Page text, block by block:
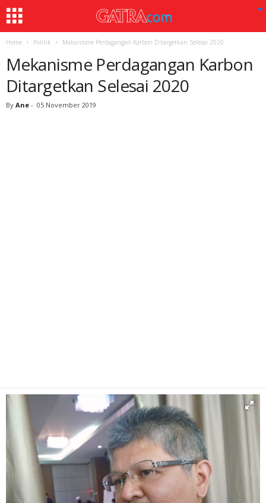
Home Politik Mekanisme Perdagangan Karbon Ditargetkan Selesai 2020
Mekanisme Perdagangan Karbon
Ditargetkan Selesai 2020
By Ane - 05 November 2019